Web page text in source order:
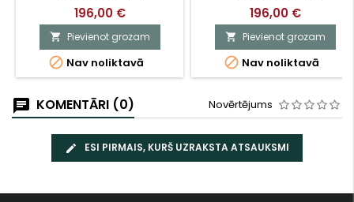
196,00 €
 Pievienot grozam
 Nav noliktavā
196,00 €
 Pievienot grozam
 Nav noliktavā
KOMENTĀRI (0) Novērtējums
ESI PIRMAIS, KURŠ UZRAKSTA ATSAUKSMI